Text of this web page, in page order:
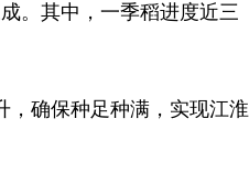
。其中，一季稻进度近三
确保种足种满，实现江淮